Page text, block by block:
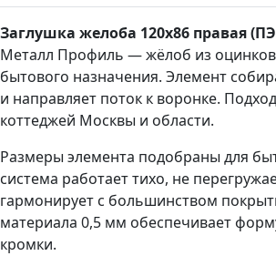
Заглушка желоба 120х86 правая
Металл Профиль — жёлоб из
бытового назначения. Элемент
и направляет поток к воронке.
коттеджей Москвы и области.
Размеры элемента подобраны для
система работает тихо, не
гармонирует с большинством
материала 0,5 мм обеспечивает
кромки.